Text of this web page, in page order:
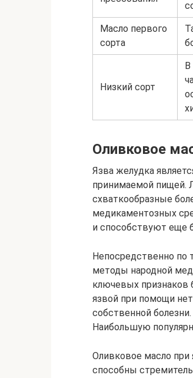
Масло первого
сорта
Низкий сорт
В
Оливковое
Язва желудка
принимаемой пищей.
схваткообразные
медикаментозных
и способствуют еще
Непосредственно по
методы народной
ключевых признаков
язвой при помощи
собственной
Наибольшую
Оливковое масло при
способны